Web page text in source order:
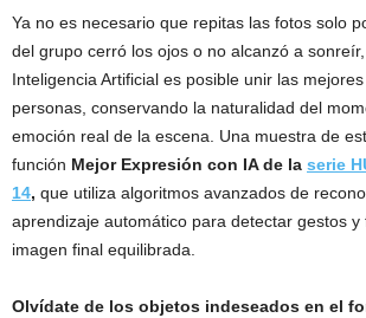
Ya no es necesario que repitas las fotos solo
del grupo cerró los ojos o no alcanzó a
Inteligencia Artificial es posible unir las
personas, conservando la naturalidad del
emoción real de la escena. Una muestra de
función Mejor Expresión con IA de la serie
14, que utiliza algoritmos avanzados de
aprendizaje automático para detectar gestos
imagen final equilibrada.
Olvídate de los objetos indeseados en el